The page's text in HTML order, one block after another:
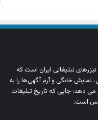
تبلیغاتی ایران است که
نمایش خانگی و آرم‌ آگهی‌ها را به‌
دهد؛ جایی که تاریخ تبلیغات
است.